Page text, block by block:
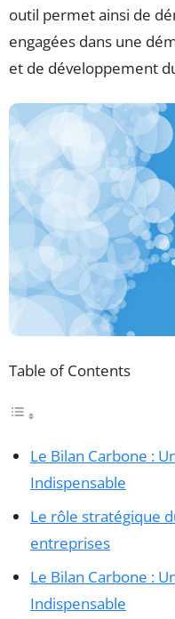
outil permet ainsi de
engagées dans une
et de développement
Table of Contents
Le Bilan Carbone :
Indispensable
Le rôle stratégique
entreprises
Le Bilan Carbone :
Indispensable